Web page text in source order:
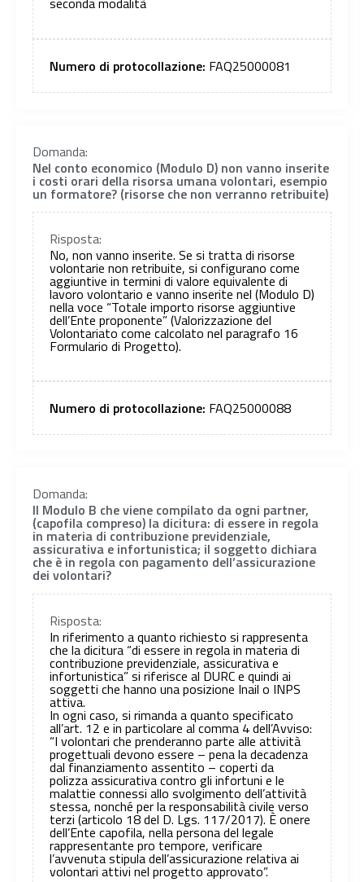
Numero di protocollazione: FAQ25000081
Domanda:
Nel conto economico (Modulo D) non vanno inserite
i costi orari della risorsa umana volontari, esempio
un formatore? (risorse che non verranno retribuite)
Risposta:
No, non vanno inserite. Se si tratta di risorse
volontarie non retribuite, si configurano come
aggiuntive in termini di valore equivalente di
lavoro volontario e vanno inserite nel (Modulo D)
nella voce “Totale importo risorse aggiuntive
dell’Ente proponente” (Valorizzazione del
Volontariato come calcolato nel paragrafo 16
Formulario di Progetto).
Numero di protocollazione: FAQ25000088
Domanda:
Il Modulo B che viene compilato da ogni partner,
(capofila compreso) la dicitura: di essere in regola
in materia di contribuzione previdenziale,
assicurativa e infortunistica; il soggetto dichiara
che è in regola con pagamento dell’assicurazione
dei volontari?
Risposta:
In riferimento a quanto richiesto si rappresenta
che la dicitura “di essere in regola in materia di
contribuzione previdenziale, assicurativa e
infortunistica” si riferisce al DURC e quindi ai
soggetti che hanno una posizione Inail o INPS
attiva.
In ogni caso, si rimanda a quanto specificato
all’art. 12 e in particolare al comma 4 dell’Avviso:
“I volontari che prenderanno parte alle attività
progettuali devono essere – pena la decadenza
dal finanziamento assentito – coperti da
polizza assicurativa contro gli infortuni e le
malattie connessi allo svolgimento dell’attività
stessa, nonché per la responsabilità civile verso
terzi (articolo 18 del D. Lgs. 117/2017). È onere
dell’Ente capofila, nella persona del legale
rappresentante pro tempore, verificare
l’avvenuta stipula dell’assicurazione relativa ai
volontari attivi nel progetto approvato”.